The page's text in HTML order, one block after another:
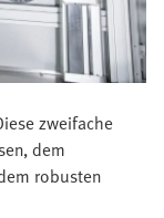
zweifache
dem
robusten